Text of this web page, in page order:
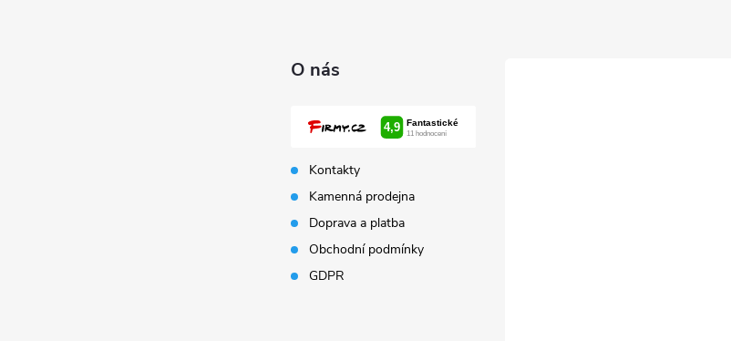
O nás
Kontakty
Kamenná prodejna
Doprava a platba
Obchodní podmínky
GDPR